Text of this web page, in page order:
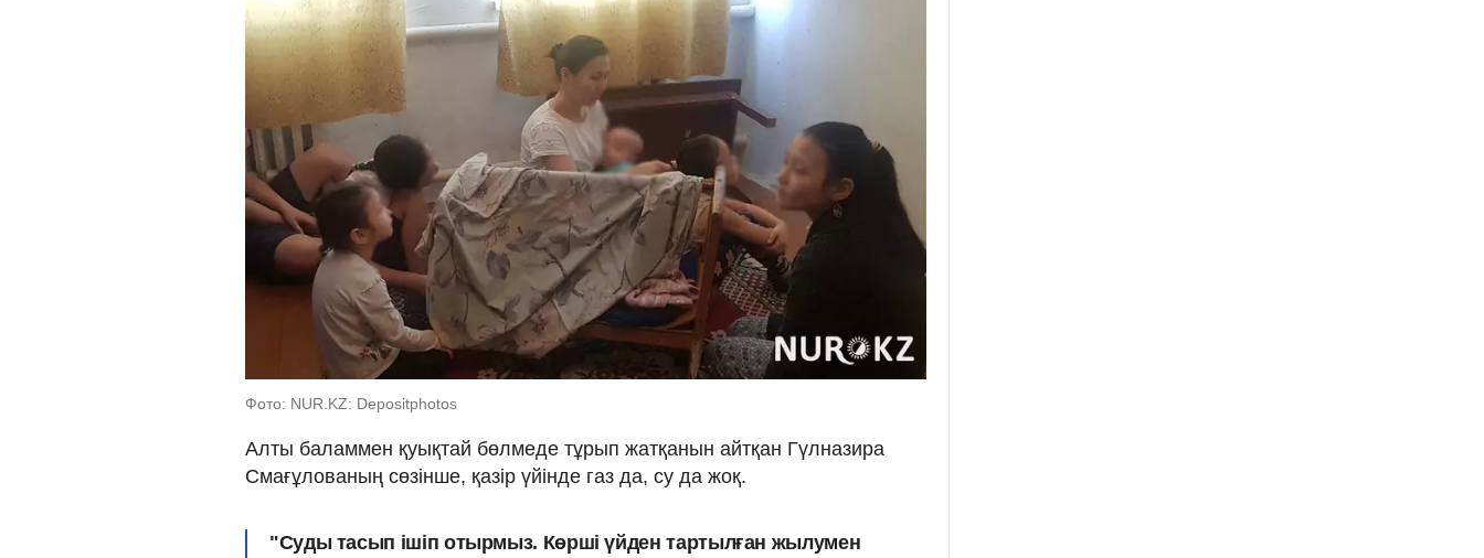
Фото: NUR.KZ: Depositphotos
Алты баламмен қуықтай бөлмеде тұрып жатқанын айтқан Гүлназира
Смағұлованың сөзінше, қазір үйінде газ да, су да жоқ.
"Суды тасып ішіп отырмыз. Көрші үйден тартылған жылумен